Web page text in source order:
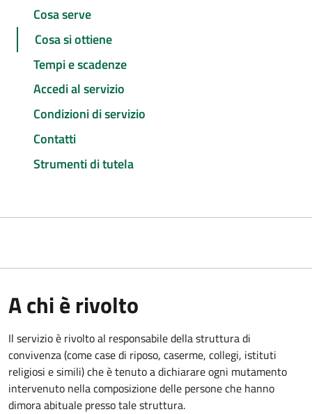
Cosa serve
Cosa si ottiene
Tempi e scadenze
Accedi al servizio
Condizioni di servizio
Contatti
Strumenti di tutela
A chi è rivolto
Il servizio è rivolto al responsabile della struttura di
convivenza (come case di riposo, caserme, collegi, istituti
religiosi e simili) che è tenuto a dichiarare ogni mutamento
intervenuto nella composizione delle persone che hanno
dimora abituale presso tale struttura.